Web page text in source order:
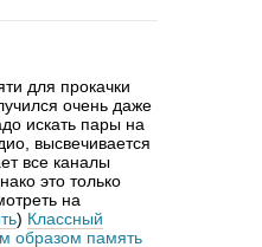
для прокачки
очень даже
искать пары на
высвечивается
все каналы
это только
на
) Классный
образом память